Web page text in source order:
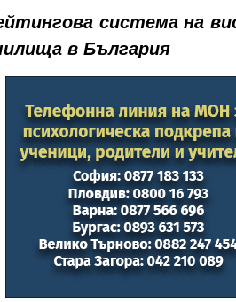
система на
в България